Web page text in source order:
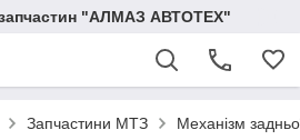
"АЛМАЗ АВТОТЕХ"
Запчастини МТЗ Механізм